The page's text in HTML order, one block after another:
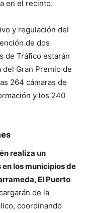
en el recinto.
y regulación del
de dos
de Tráfico estarán
Gran Premio de
264 cámaras de
y los 240
realiza un
los municipios de
El Puerto
de la
coordinando